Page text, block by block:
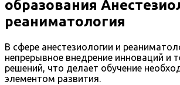
образования
реаниматология
В сфере анестезиологии и
непрерывное внедрение инноваций и
решений, что делает обучение
элементом развития.